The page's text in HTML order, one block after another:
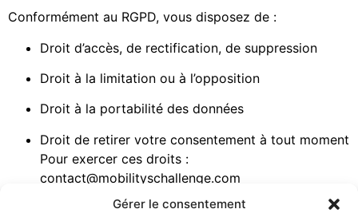
Gérer le consentement
Conformément au RGPD, vous disposez de :
Droit d’accès, de rectification, de suppression
Droit à la limitation ou à l’opposition
Droit à la portabilité des données
Droit de retirer votre consentement à tout moment
Pour exercer ces droits :
contact@mobilityschallenge.com
8. Sécurité des données